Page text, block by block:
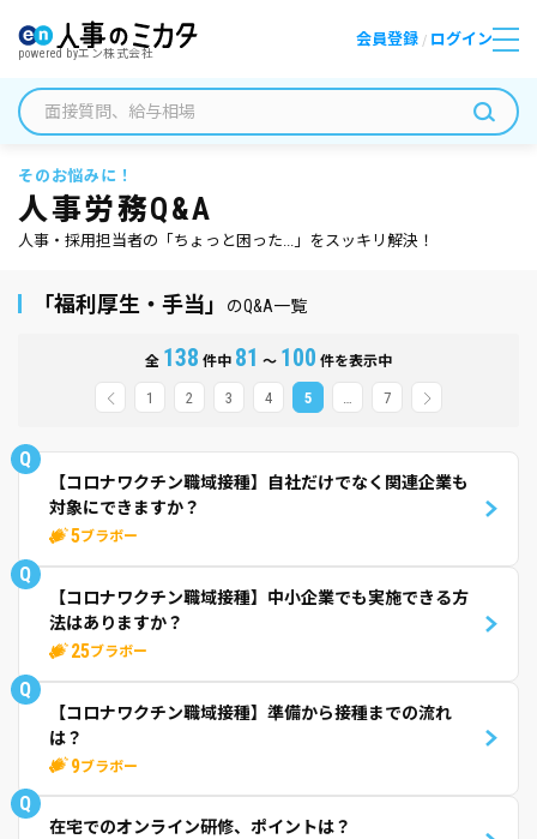
powered byエン株式会社
会員登録 / ログイン
そのお悩みに！
人事労務Q&A
人事・採用担当者の「ちょっと困った...」をスッキリ解決！
「福利厚生・手当」 のQ&A一覧
全 138 件中 81 ～ 100 件を表示中
1 2 3 4 5 … 7
Q
【コロナワクチン職域接種】自社だけでなく関連企業も
対象にできますか？
5ブラボー
Q
【コロナワクチン職域接種】中小企業でも実施できる方
法はありますか？
25ブラボー
Q
【コロナワクチン職域接種】準備から接種までの流れ
は？
9ブラボー
Q
在宅でのオンライン研修、ポイントは？